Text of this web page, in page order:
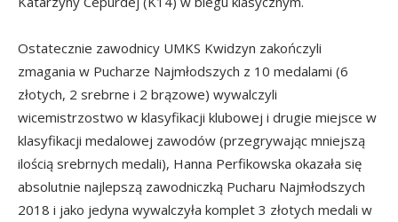
Ostatecznie zawodnicy UMKS Kwidzyn zakończyli
zmagania w Pucharze Najmłodszych z 10 medalami (6
złotych, 2 srebrne i 2 brązowe) wywalczyli
wicemistrzostwo w klasyfikacji klubowej i drugie miejsce w
klasyfikacji medalowej zawodów (przegrywając mniejszą
ilością srebrnych medali), Hanna Perfikowska okazała się
absolutnie najlepszą zawodniczką Pucharu Najmłodszych
2018 i jako jedyna wywalczyła komplet 3 złotych medali w